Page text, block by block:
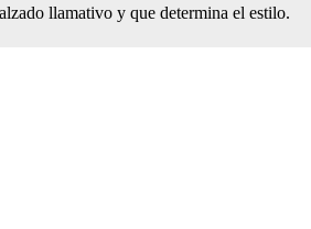
llamativo y que determina el estilo.